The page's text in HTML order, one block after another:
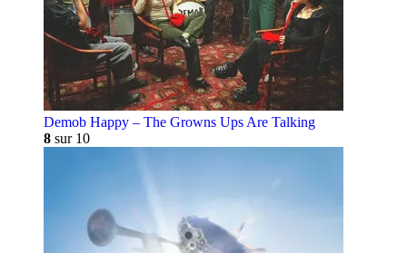
Demob Happy – The Growns Ups Are Talking
8 sur 10